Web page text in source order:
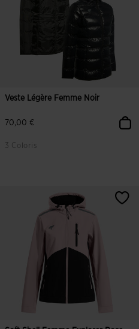
Veste Légère Femme Noir
70,00 €
3 Coloris
4,5 sur 5 Évaluation du client